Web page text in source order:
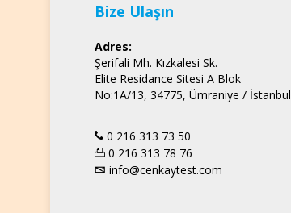
Bize Ulaşın
Adres:
Şerifali Mh. Kızkalesi Sk.
Elite Residance Sitesi A Blok
No:1A/13, 34775, Ümraniye / İstanbul
0 216 313 73 50
0 216 313 78 76
info@cenkaytest.com